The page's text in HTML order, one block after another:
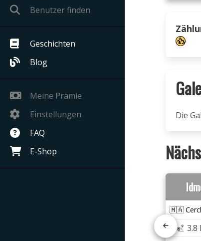
Benutzer finden
Geschichten
Blog
Meine Prämie
Einstellungen
FAQ
E-Shop
Die
🇲🇦
3.8